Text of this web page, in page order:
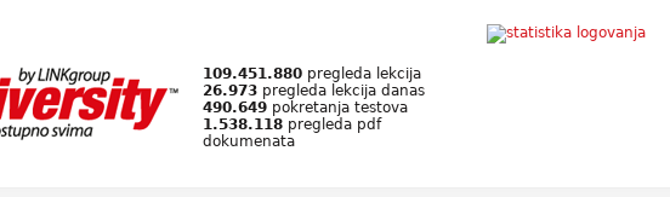
109.451.880 pregleda lekcija
26.973 pregleda lekcija danas
490.649 pokretanja testova
1.538.118 pregleda pdf
dokumenata